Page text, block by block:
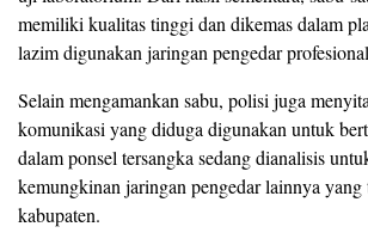
memiliki kualitas tinggi dan dikemas dalam
lazim digunakan jaringan pengedar
Selain mengamankan sabu, polisi juga
komunikasi yang diduga digunakan untuk
dalam ponsel tersangka sedang dianalisis
kemungkinan jaringan pengedar lainnya
kabupaten.